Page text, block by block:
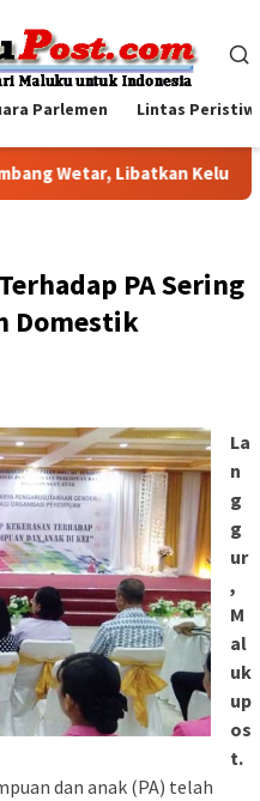
Parlemen Lintas
Wetar, Libatkan Keluarga
PA Sering
Domestik
La
n
g
g
ur
,
M
al
uk
up
os
t.
dan anak (PA) telah